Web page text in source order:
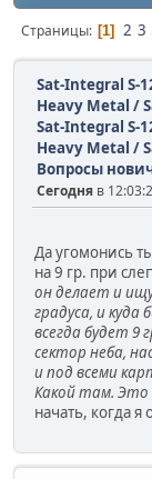
Страницы 1 2 3
Sat-Integral S-
Heavy Metal /
Sat-Integral S-
Heavy Metal /
Вопросы
Сегодня в
Да угомонись
на 9 гр. при
он делает и
градуса, и куда
всегда будет 9
сектор неба,
и под всеми
Какой там. Это
начать, когда